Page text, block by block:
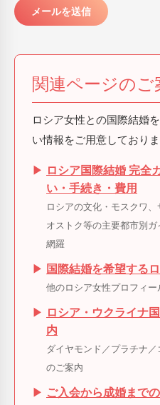
関連ページのご
ロシア女性との国際結婚
い情報をご用意しておりま
▶ ロシア国際結婚 完全
い・手続き・費用
ロシアの文化・モスクワ
オストク等の主要都市別
網羅
▶ 国際結婚を希望する
他のロシア女性プロフィ
▶ ロシア・ウクライナ
内
ダイヤモンド／プラチナ
のご案内
▶ ご入会から成婚まで